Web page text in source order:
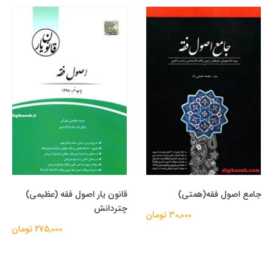
جامع اصول فقه(همتی)
30,000 تومان
قانون يار اصول فقه (عظیمی)
چتردانش
275,000 تومان